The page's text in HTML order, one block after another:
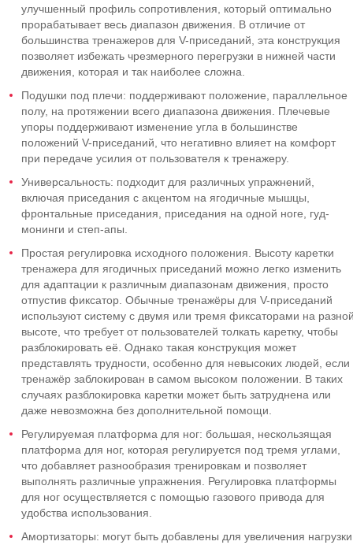
улучшенный профиль сопротивления, который оптимально
прорабатывает весь диапазон движения. В отличие от
большинства тренажеров для V-приседаний, эта конструкция
позволяет избежать чрезмерного перегрузки в нижней части
движения, которая и так наиболее сложна.
Подушки под плечи: поддерживают положение, параллельное
полу, на протяжении всего диапазона движения. Плечевые
упоры поддерживают изменение угла в большинстве
положений V-приседаний, что негативно влияет на комфорт
при передаче усилия от пользователя к тренажеру.
Универсальность: подходит для различных упражнений,
включая приседания с акцентом на ягодичные мышцы,
фронтальные приседания, приседания на одной ноге, гуд-
монинги и степ-апы.
Простая регулировка исходного положения. Высоту каретки
тренажера для ягодичных приседаний можно легко изменить
для адаптации к различным диапазонам движения, просто
отпустив фиксатор. Обычные тренажёры для V-приседаний
используют систему с двумя или тремя фиксаторами на
высоте, что требует от пользователей толкать каретку, чтобы
разблокировать её. Однако такая конструкция может
представлять трудности, особенно для невысоких людей, если
тренажёр заблокирован в самом высоком положении. В таких
случаях разблокировка каретки может быть затруднена или
даже невозможна без дополнительной помощи.
Регулируемая платформа для ног: большая, нескользящая
платформа для ног, которая регулируется под тремя углами,
что добавляет разнообразия тренировкам и позволяет
выполнять различные упражнения. Регулировка платформы
для ног осуществляется с помощью газового привода для
удобства использования.
Амортизаторы: могут быть добавлены для увеличения нагрузки